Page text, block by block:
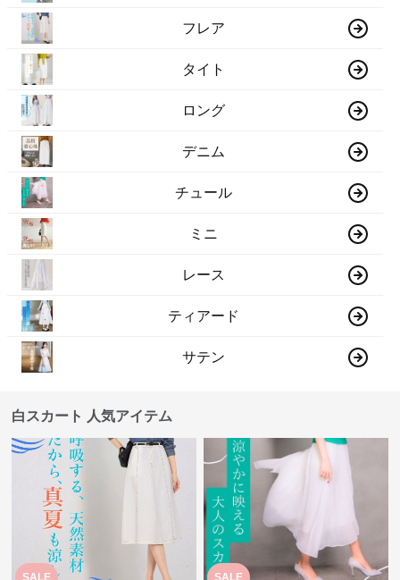
フレア
タイト
ロング
デニム
チュール
ミニ
レース
ティアード
サテン
白スカート 人気アイテム
SALE SALE